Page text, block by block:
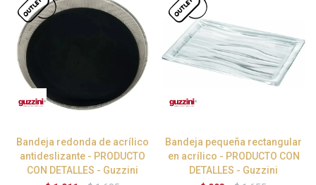
Bandeja redonda de acrílico
antideslizante - PRODUCTO
CON DETALLES - Guzzini
Bandeja pequeña rectangular
en acrílico - PRODUCTO CON
DETALLES - Guzzini